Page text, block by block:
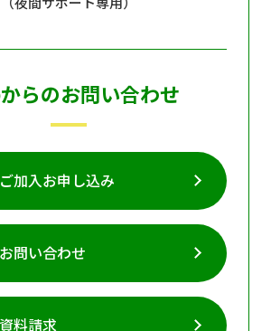
らのお問い合わせ
ご加入お申し込み
お問い合わせ
資料請求